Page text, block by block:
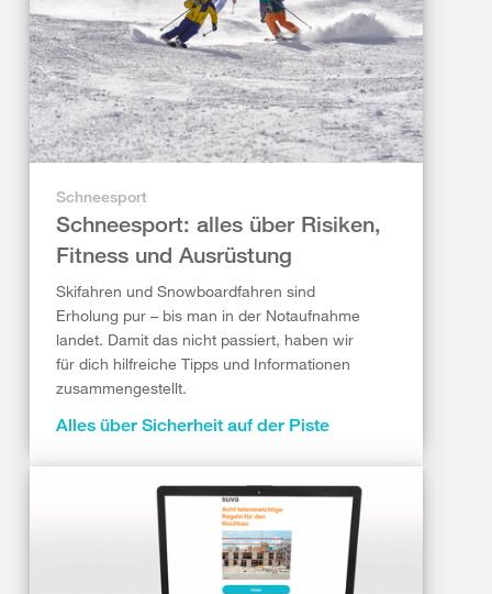
Schneesport
Schneesport: alles über Risiken,
Fitness und Ausrüstung
Skifahren und Snowboardfahren sind
Erholung pur – bis man in der Notaufnahme
landet. Damit das nicht passiert, haben wir
für dich hilfreiche Tipps und Informationen
zusammengestellt.
Alles über Sicherheit auf der Piste